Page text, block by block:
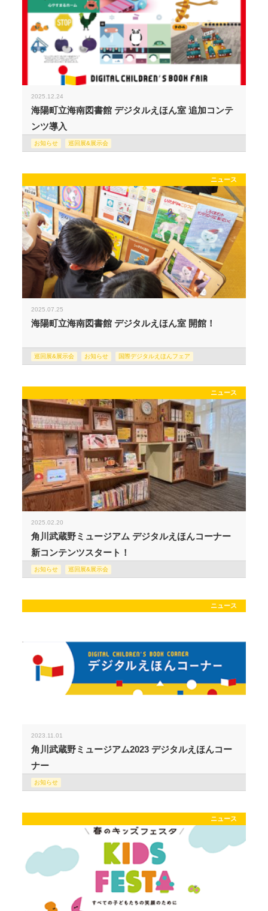
2025.12.24
海陽町立海南図書館 デジタルえほん室 追加コンテ
ンツ導入
お知らせ 巡回展&展示会
ニュース
2025.07.25
海陽町立海南図書館 デジタルえほん室 開館！
巡回展&展示会 お知らせ 国際デジタルえほんフェア
ニュース
2025.02.20
角川武蔵野ミュージアム デジタルえほんコーナー
新コンテンツスタート！
お知らせ 巡回展&展示会
ニュース
2023.11.01
角川武蔵野ミュージアム2023 デジタルえほんコー
ナー
お知らせ
ニュース